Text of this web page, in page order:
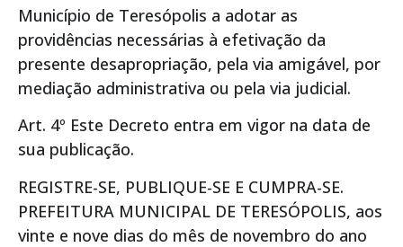
Município de Teresópolis a adotar as
providências necessárias à efetivação da
presente desapropriação, pela via amigável, por
mediação administrativa ou pela via judicial.
Art. 4º Este Decreto entra em vigor na data de
sua publicação.
REGISTRE-SE, PUBLIQUE-SE E CUMPRA-SE.
PREFEITURA MUNICIPAL DE TERESÓPOLIS, aos
vinte e nove dias do mês de novembro do ano